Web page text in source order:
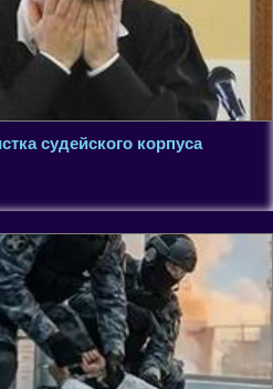
судейского корпуса